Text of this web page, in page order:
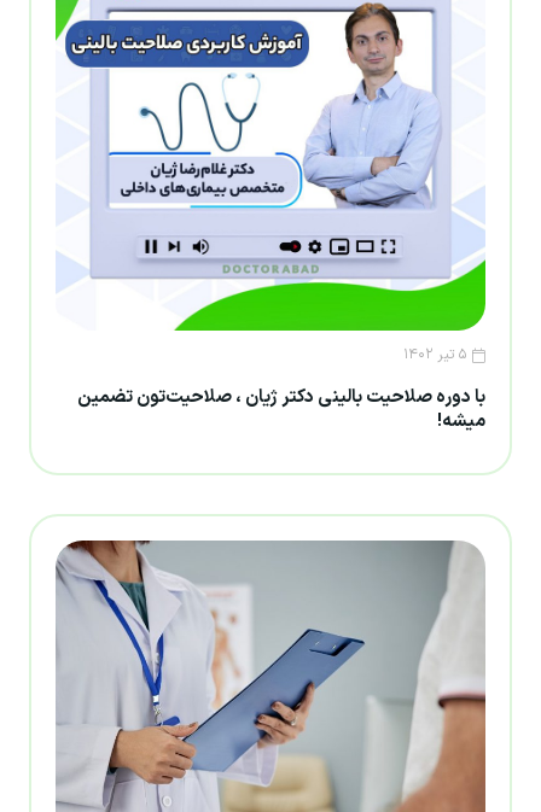
۵ تیر ۱۴۰۲
با دوره صلاحیت بالینی دکتر ژیان ، صلاحیت‌تون تضمین
میشه!